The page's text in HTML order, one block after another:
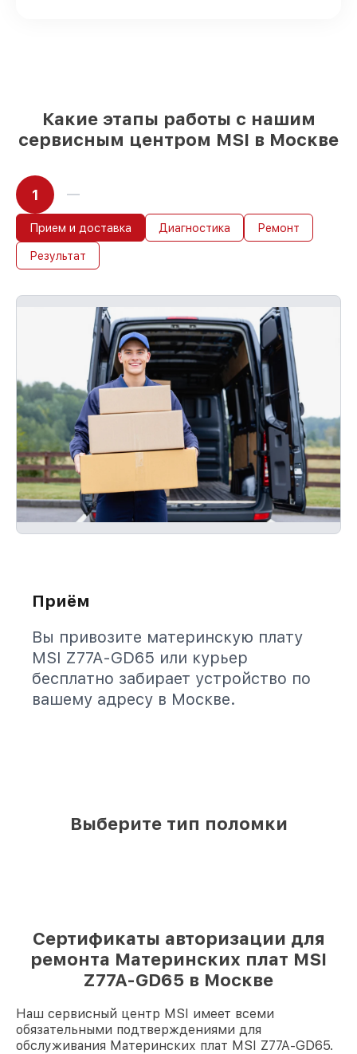
Какие этапы работы с нашим
сервисным центром MSI в Москве
1
Прием и доставка Диагностика Ремонт
Результат
Приём
Вы привозите материнскую плату
MSI Z77A-GD65 или курьер
бесплатно забирает устройство по
вашему адресу в Москве.
Выберите тип поломки
Сертификаты авторизации для
ремонта Материнских плат MSI
Z77A-GD65 в Москве
Наш сервисный центр MSI имеет всеми
обязательными подтверждениями для
обслуживания Материнских плат MSI Z77A-GD65.